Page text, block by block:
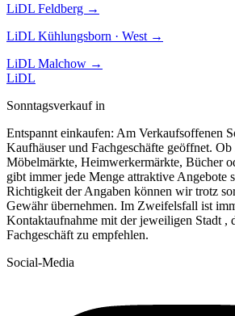
LiDL Feldberg →
LiDL Kühlungsborn · West →
LiDL Malchow →
LiDL
Sonntagsverkauf in
Entspannt einkaufen: Am Verkaufsoffenen
Kaufhäuser und Fachgeschäfte geöffnet.
Möbelmärkte, Heimwerkermärkte, Bücher
gibt immer jede Menge attraktive Angebote
Richtigkeit der Angaben können wir trotz
Gewähr übernehmen. Im Zweifelsfall ist
Kontaktaufnahme mit der jeweiligen Stadt ,
Fachgeschäft zu empfehlen.
Social-Media